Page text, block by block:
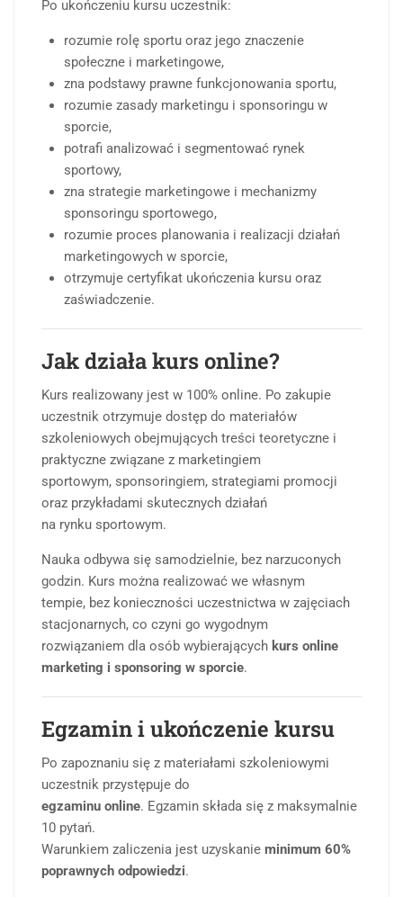
Po ukończeniu kursu uczestnik:
rozumie rolę sportu oraz jego znaczenie
społeczne i marketingowe,
zna podstawy prawne funkcjonowania sportu,
rozumie zasady marketingu i sponsoringu w
sporcie,
potrafi analizować i segmentować rynek
sportowy,
zna strategie marketingowe i mechanizmy
sponsoringu sportowego,
rozumie proces planowania i realizacji działań
marketingowych w sporcie,
otrzymuje certyfikat ukończenia kursu oraz
zaświadczenie.
Jak działa kurs online?
Kurs realizowany jest w 100% online. Po zakupie
uczestnik otrzymuje dostęp do materiałów
szkoleniowych obejmujących treści teoretyczne i
praktyczne związane z marketingiem
sportowym, sponsoringiem, strategiami promocji
oraz przykładami skutecznych działań
na rynku sportowym.
Nauka odbywa się samodzielnie, bez narzuconych
godzin. Kurs można realizować we własnym
tempie, bez konieczności uczestnictwa w zajęciach
stacjonarnych, co czyni go wygodnym
rozwiązaniem dla osób wybierających kurs online
marketing i sponsoring w sporcie.
Egzamin i ukończenie kursu
Po zapoznaniu się z materiałami szkoleniowymi
uczestnik przystępuje do
egzaminu online. Egzamin składa się z maksymalnie
10 pytań.
Warunkiem zaliczenia jest uzyskanie minimum 60%
poprawnych odpowiedzi.